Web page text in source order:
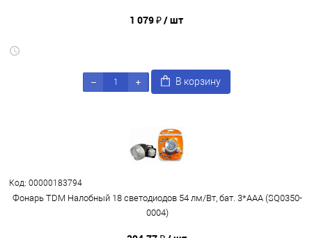
1 079 ₽/ шт
В корзину
Код: 00000183794
Фонарь TDM Налобный 18 светодиодов 54 лм/Вт, бат. 3*AAA (SQ0350-
0004)